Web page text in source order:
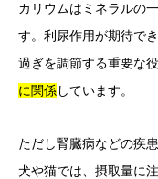
カリウムはミネラルの
す。利尿作用が期待で
過ぎを調節する重要な
に関係しています。
ただし腎臓病などの疾
犬や猫では、摂取量に